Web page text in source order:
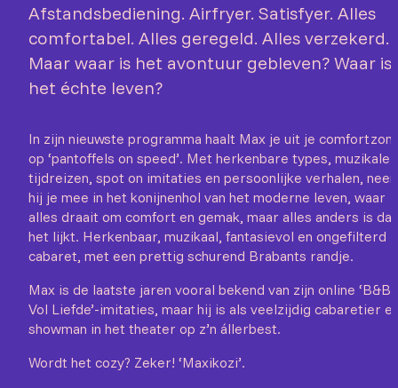
Afstandsbediening. Airfryer. Satisfyer. Alles
comfortabel. Alles geregeld. Alles verzekerd.
Maar waar is het avontuur gebleven? Waar is
het échte leven?
In zijn nieuwste programma haalt Max je uit je
op ‘pantoffels on speed’. Met herkenbare types, muzikale
tijdreizen, spot on imitaties en persoonlijke verhalen,
hij je mee in het konijnenhol van het moderne leven, waar
alles draait om comfort en gemak, maar alles anders is dan
het lijkt. Herkenbaar, muzikaal, fantasievol en ongefilterd
cabaret, met een prettig schurend Brabants randje.
Max is de laatste jaren vooral bekend van zijn online ‘B&B
Vol Liefde’-imitaties, maar hij is als veelzijdig cabaretier
showman in het theater op z’n állerbest.
Wordt het cozy? Zeker! ‘Maxikozi’.